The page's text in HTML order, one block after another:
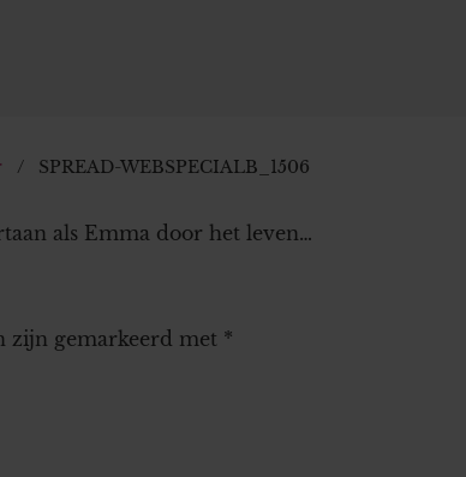
SPREAD-WEBSPECIALB_1506
als Emma door het leven…
zijn gemarkeerd met *